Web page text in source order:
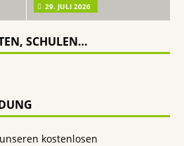
29. JULI 2026
SCHULEN…
kostenlosen